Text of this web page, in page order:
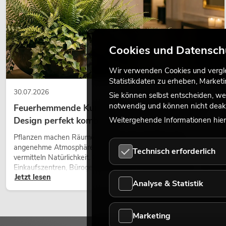
30.07.2026
Feuerhemmende Kunstpflanzen: Sicherheit und
Design perfekt kombiniert
Pflanzen machen Räume lebendig. Sie schaffen eine
angenehme Atmosphäre, verbessern das Ambiente und
vermitteln Natürlichkeit. Ob in Hotels, Restaurants,
Einkaufszentren, Bürogebäuden oder auf Messeständen: eine
hochwertige Begrünung gehört heute längst zum modernen
Raumkonzept.
Jetzt lesen
Cookies und
Wir verwenden Cookies und
Statistikdaten zu erheben,
Sie können selbst entscheiden,
notwendig und können nicht
Weitergehende Informationen
Technisch erforderlich
Analyse & Statistik
Marketing